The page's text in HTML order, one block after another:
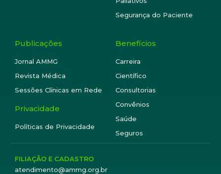
Segurança do Paciente
Publicações
Jornal AMMG
Revista Médica
Sessões Clínicas em Rede
Privacidade
Políticas de Privacidade
Benefícios
Carreira
Científico
Consultorias
Convênios
Saúde
Seguros
FILIAÇÃO E CADASTRO
atendimento@ammg.org.br